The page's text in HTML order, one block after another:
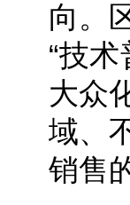
向。
“技
大众
域、
销售